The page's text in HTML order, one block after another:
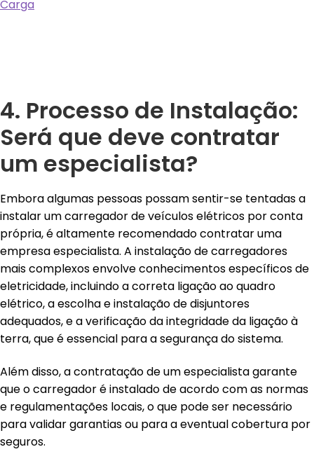
Carga
4. Processo de Instalação:
Será que deve contratar
um especialista?
Embora algumas pessoas possam sentir-se tentadas a
instalar um carregador de veículos elétricos por conta
própria, é altamente recomendado contratar uma
empresa especialista. A instalação de carregadores
mais complexos envolve conhecimentos específicos de
eletricidade, incluindo a correta ligação ao quadro
elétrico, a escolha e instalação de disjuntores
adequados, e a verificação da integridade da ligação à
terra, que é essencial para a segurança do sistema.
Além disso, a contratação de um especialista garante
que o carregador é instalado de acordo com as normas
e regulamentações locais, o que pode ser necessário
para validar garantias ou para a eventual cobertura por
seguros.